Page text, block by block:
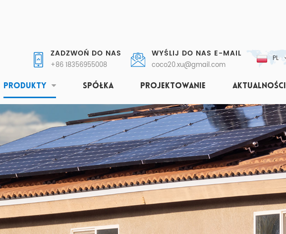
PL
ZADZWOŃ DO NAS
+86 18356955008
WYŚLIJ DO NAS E-MAIL
coco20.xu@gmail.com
PRODUKTY SPÓŁKA PROJEKTOWANIE AKTUALNOŚCI